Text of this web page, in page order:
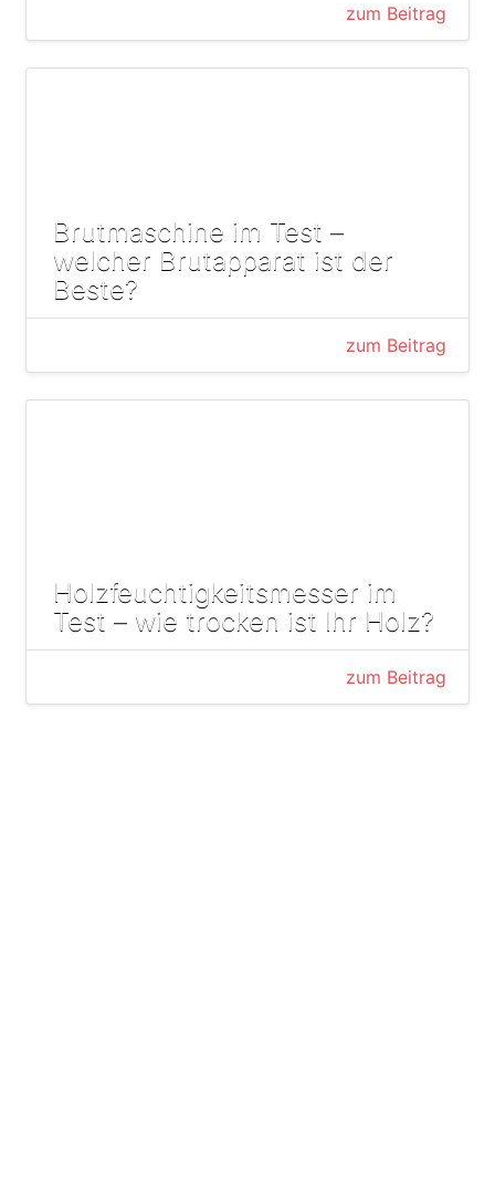
zum Beitrag
Brutmaschine im Test –
welcher Brutapparat ist der
Beste?
zum Beitrag
Holzfeuchtigkeitsmesser im
Test – wie trocken ist Ihr Holz?
zum Beitrag